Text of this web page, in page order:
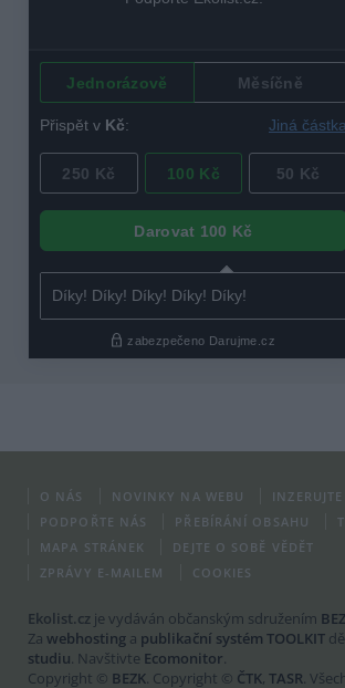
O NÁS NOVINKY NA WEBU
PODPOŘTE NÁS
PŘEBÍRÁNÍ OBSAHU
MAPA STRÁNEK
DEJTE O SOBĚ VĚDĚT
ZPRÁVY E-MAILEM
COOKIES
Ekolist.cz je vydáván občanským sdružením
Za webhosting a publikační systém TOOLKIT
studiu. Navštivte Ecomonitor.
Copyright © BEZK. Copyright © ČTK, TASR.